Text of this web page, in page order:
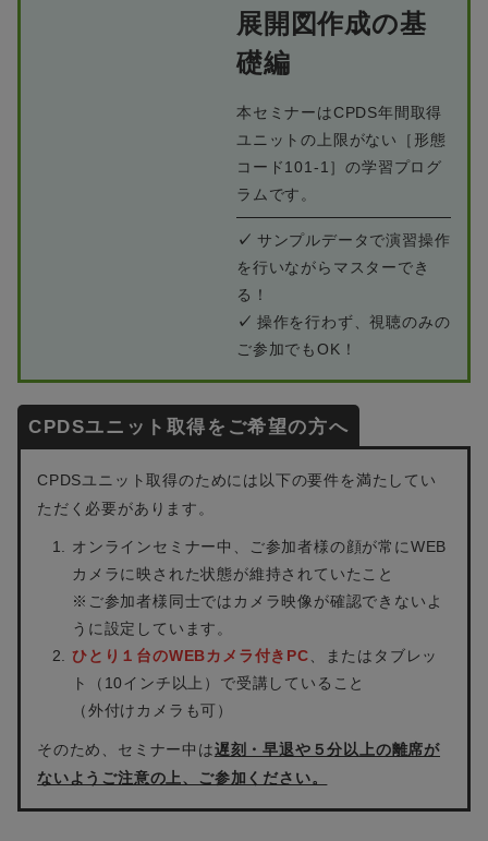
展開図作成の基
礎編
本セミナーはCPDS年間取得
ユニットの上限がない［形態
コード101-1］の学習プログ
ラムです。
✓ サンプルデータで演習操作
を行いながらマスターでき
る！
✓ 操作を行わず、視聴のみの
ご参加でもOK！
CPDSユニット取得をご希望の方へ
CPDSユニット取得のためには以下の要件を満たしてい
ただく必要があります。
オンラインセミナー中、ご参加者様の顔が常にWEB
カメラに映された状態が維持されていたこと
※ご参加者様同士ではカメラ映像が確認できないよ
うに設定しています。
ひとり１台のWEBカメラ付きPC 、またはタブレッ
ト（10インチ以上）で受講していること
（外付けカメラも可）
そのため、セミナー中は遅刻・早退や５分以上の離席が
ないようご注意の上、ご参加ください。